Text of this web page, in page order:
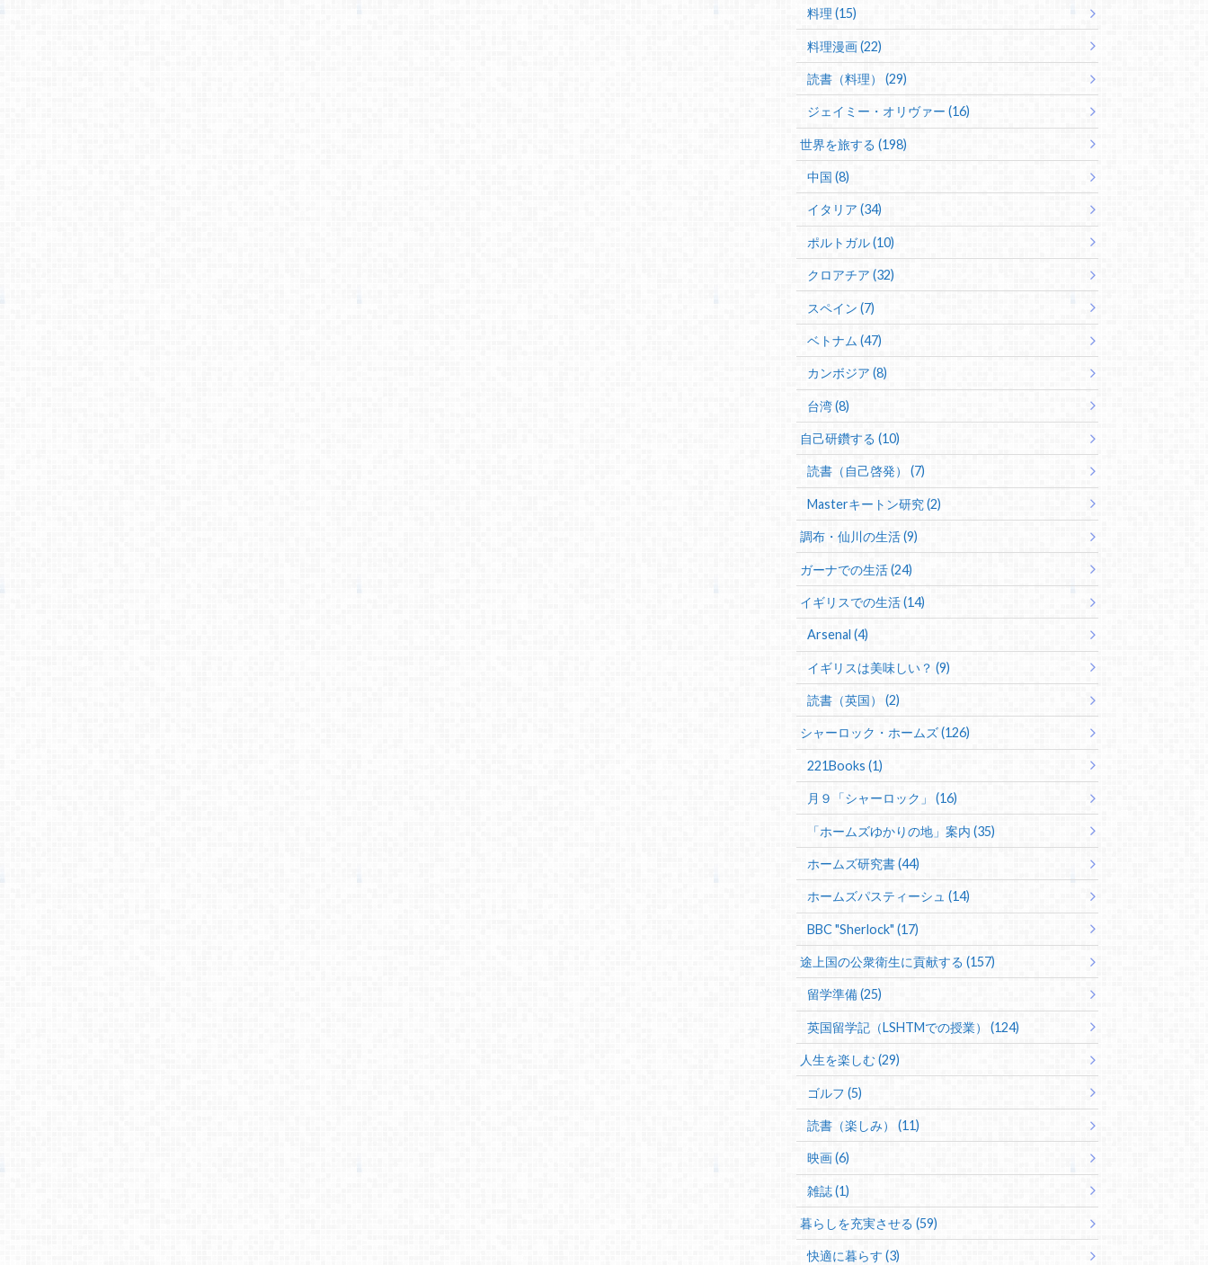
料理 (15)
料理漫画 (22)
読書（料理） (29)
ジェイミー・オリヴァー (16)
世界を旅する (198)
中国 (8)
イタリア (34)
ポルトガル (10)
クロアチア (32)
スペイン (7)
ベトナム (47)
カンボジア (8)
台湾 (8)
自己研鑽する (10)
読書（自己啓発） (7)
Masterキートン研究 (2)
調布・仙川の生活 (9)
ガーナでの生活 (24)
イギリスでの生活 (14)
Arsenal (4)
イギリスは美味しい？ (9)
読書（英国） (2)
シャーロック・ホームズ (126)
221Books (1)
月９「シャーロック」 (16)
「ホームズゆかりの地」案内 (35)
ホームズ研究書 (44)
ホームズパスティーシュ (14)
BBC "Sherlock" (17)
途上国の公衆衛生に貢献する (157)
留学準備 (25)
英国留学記（LSHTMでの授業） (124)
人生を楽しむ (29)
ゴルフ (5)
読書（楽しみ） (11)
映画 (6)
雑誌 (1)
暮らしを充実させる (59)
快適に暮らす (3)